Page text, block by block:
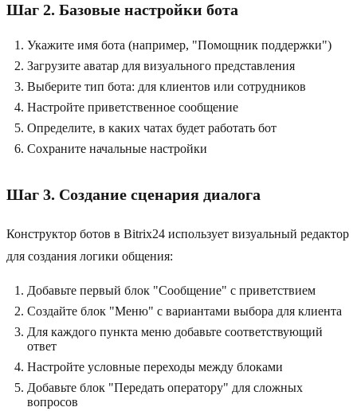
Шаг 2. Базовые настройки бота
Укажите имя бота (например, "Помощник поддержки")
Загрузите аватар для визуального представления
Выберите тип бота: для клиентов или сотрудников
Настройте приветственное сообщение
Определите, в каких чатах будет работать бот
Сохраните начальные настройки
Шаг 3. Создание сценария диалога
Конструктор ботов в Bitrix24 использует визуальный редактор
для создания логики общения:
Добавьте первый блок "Сообщение" с приветствием
Создайте блок "Меню" с вариантами выбора для клиента
Для каждого пункта меню добавьте соответствующий
ответ
Настройте условные переходы между блоками
Добавьте блок "Передать оператору" для сложных
вопросов